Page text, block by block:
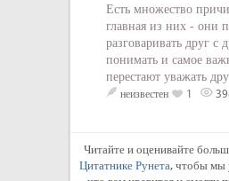
Есть множество
главная из них - они
разговаривать друг с
понимать и самое
перестают уважать
неизвестен 1
Читайте и оценивайте
Цитатнике Рунета, чтобы мы